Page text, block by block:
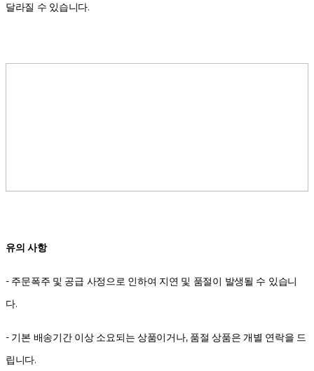
달라질 수 있습니다.
유의 사항
- 주문폭주 및 공급 사정으로 인하여 지연 및 품절이 발생될 수 있습니
다.
- 기본 배송기간 이상 소요되는 상품이거나, 품절 상품은 개별 연락을 드
립니다.